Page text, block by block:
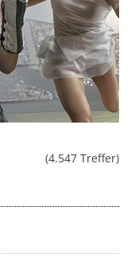
(4.547 Treffer)